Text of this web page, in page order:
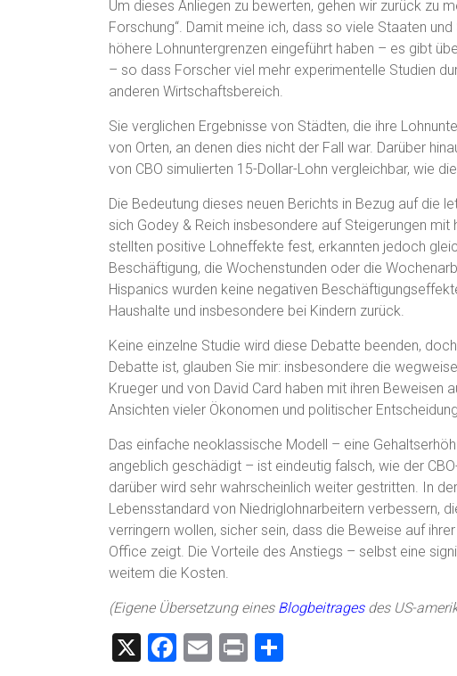
Um dieses Anliegen zu bewerten, gehen wir zurück zu
Forschung“. Damit meine ich, dass so viele Staaten
höhere Lohnuntergrenzen eingeführt haben – es gibt
– so dass Forscher viel mehr experimentelle Studien
anderen Wirtschaftsbereich.
Sie verglichen Ergebnisse von Städten, die ihre
von Orten, an denen dies nicht der Fall war. Darüber
von CBO simulierten 15-Dollar-Lohn vergleichbar, wie
Die Bedeutung dieses neuen Berichts in Bezug auf die
sich Godey & Reich insbesondere auf Steigerungen
stellten positive Lohneffekte fest, erkannten jedoch
Beschäftigung, die Wochenstunden oder die
Hispanics wurden keine negativen
Haushalte und insbesondere bei Kindern zurück.
Keine einzelne Studie wird diese Debatte beenden,
Debatte ist, glauben Sie mir: insbesondere die
Krueger und von David Card haben mit ihren Beweisen
Ansichten vieler Ökonomen und politischer
Das einfache neoklassische Modell – eine
angeblich geschädigt – ist eindeutig falsch, wie der
darüber wird sehr wahrscheinlich weiter gestritten. In
Lebensstandard von Niedriglohnarbeitern verbessern,
verringern wollen, sicher sein, dass die Beweise auf
Office zeigt. Die Vorteile des Anstiegs – selbst eine
weitem die Kosten.
(Eigene Übersetzung eines Blogbeitragesdes US-
X
F
E
Pr